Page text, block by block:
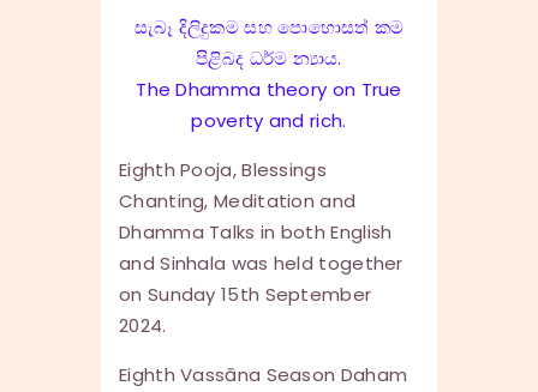
සැබෑ දිලිදුකම සහ පොහොසත් කම
පිළිබද ධර්ම න්‍යාය.
The Dhamma theory on True
poverty and rich.
Eighth Pooja, Blessings
Chanting, Meditation and
Dhamma Talks in both English
and Sinhala was held together
on Sunday 15th September
2024.
Eighth Vassāna Season Daham